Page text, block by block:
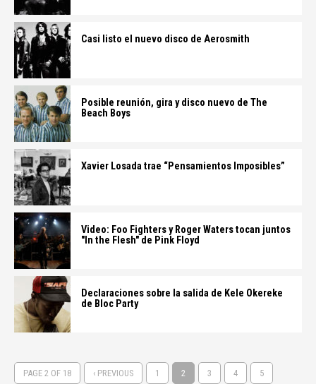
Casi listo el nuevo disco de Aerosmith
Posible reunión, gira y disco nuevo de The
Beach Boys
Xavier Losada trae “Pensamientos Imposibles”
Video: Foo Fighters y Roger Waters tocan juntos
"In the Flesh" de Pink Floyd
Declaraciones sobre la salida de Kele Okereke
de Bloc Party
PAGE 2 OF 18 ‹ PREVIOUS 1 2 3 4 5